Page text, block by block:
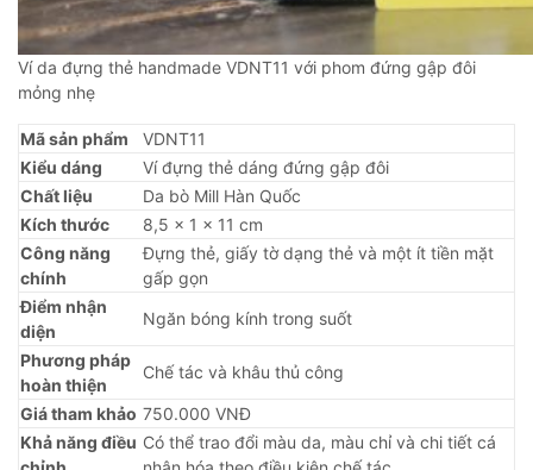
Ví da đựng thẻ handmade VDNT11 với phom đứng gập đôi
mỏng nhẹ
Mã sản phẩm
VDNT11
Kiểu dáng
Ví đựng thẻ dáng đứng gập đôi
Chất liệu
Da bò Mill Hàn Quốc
Kích thước
8,5 × 1 × 11 cm
Công năng
chính
Đựng thẻ, giấy tờ dạng thẻ và một ít tiền mặt
gấp gọn
Điểm nhận
diện
Ngăn bóng kính trong suốt
Phương pháp
hoàn thiện
Chế tác và khâu thủ công
Giá tham khảo 750.000 VNĐ
Khả năng điều Có thể trao đổi màu da, màu chỉ và chi tiết cá